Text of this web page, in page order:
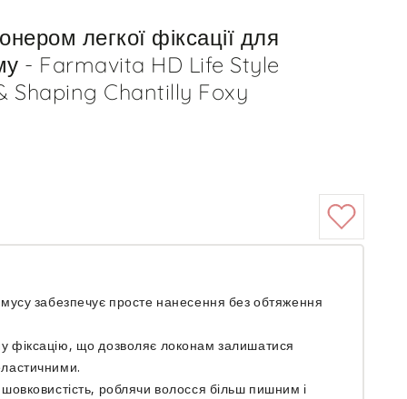
легкої фіксації для
- Farmavita HD Life Style
Shaping Chantilly Foxy
мусу забезпечує просте нанесення без обтяження
фіксацію, що дозволяє локонам залишатися
роблячи волосся більш пишним і